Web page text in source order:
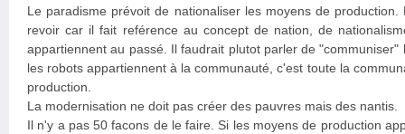
Le paradisme prévoit de nationaliser les moyens de
revoir car il fait reférence au concept de nation, de
appartiennent au passé. Il faudrait plutot parler de "communiser"
les robots appartiennent à la communauté, c'est toute la
production.
La modernisation ne doit pas créer des pauvres mais des nantis.
Il n'y a pas 50 facons de le faire. Si les moyens de production